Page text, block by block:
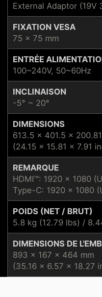
External Adaptor (19V
FIXATION VESA
75 x 75 mm
ENTRÉE
100~240V, 50~60Hz
INCLINAISON
-5° ~ 20°
DIMENSIONS
613.5 x 401.5 x
(24.15 x 15.81 x 7.91
REMARQUE
HDMI™: 1920 x 1080
Type-C: 1920 x 1080
POIDS (NET / BRUT)
5.8 kg (12.79 lbs) /
DIMENSIONS DE
893 x 167 x 464 mm
(35.16 x 6.57 x 18.27